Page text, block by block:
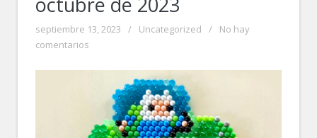
septiembre 13, 2023 / Uncategorized /
No hay
comentarios